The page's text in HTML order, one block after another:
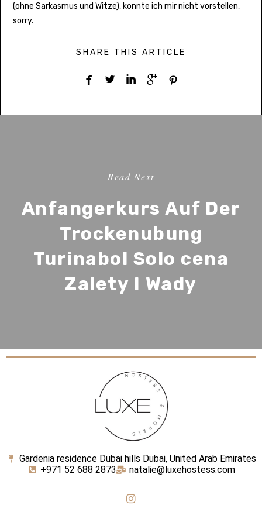
(ohne Sarkasmus und Witze), konnte ich mir nicht vorstellen,
sorry.
SHARE THIS ARTICLE
    
Read Next
Anfangerkurs Auf Der
Trockenubung
Turinabol Solo cena
Zalety I Wady
Gardenia residence Dubai hills Dubai, United Arab Emirates
+971 52 688 2873
natalie@luxehostess.com